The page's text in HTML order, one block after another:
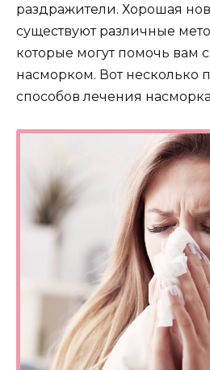
раздражители. Хорошая
существуют различные
которые могут помочь вам
насморком. Вот несколько
способов лечения